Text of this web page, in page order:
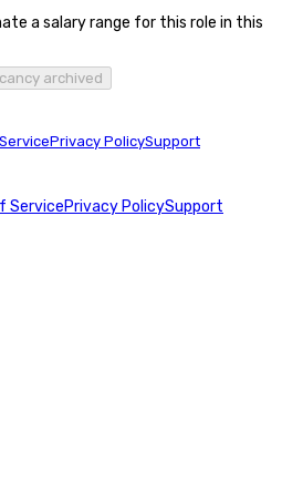
a salary range for this role in this
archived
Privacy PolicySupport
ServicePrivacy PolicySupport